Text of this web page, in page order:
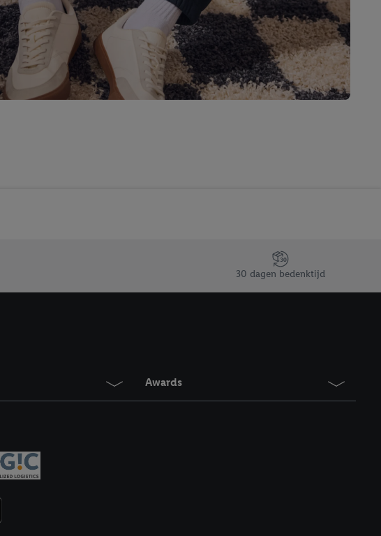
30 dagen bedenktijd
Awards
met behulp van jouw gehashte e-
beschikt, aan jou kunnen worden
met welke
gegevensverwerking.
cookies en vergelijkbare